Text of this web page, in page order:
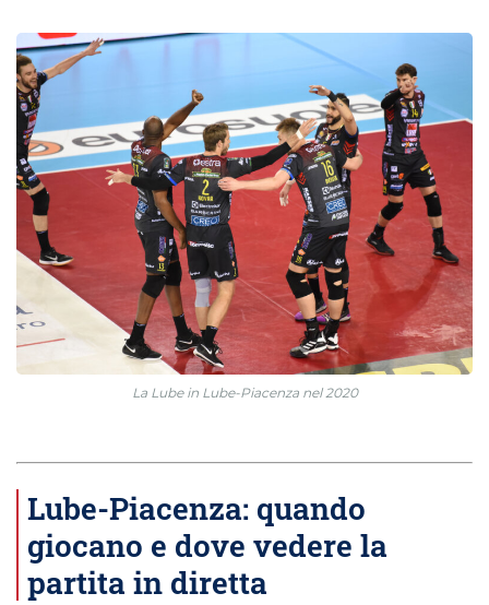
La Lube in Lube-Piacenza nel 2020
Lube-Piacenza: quando
giocano e dove vedere la
partita in diretta